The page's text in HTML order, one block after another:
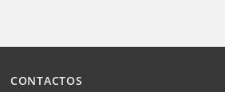
CONTACTOS